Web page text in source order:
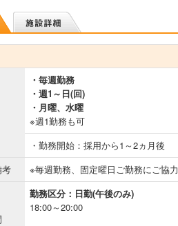
・毎週勤務
・週1～日(回)
・月曜、水曜
※週1勤務も可
・勤務開始：採用から1～2ヵ月後
※毎週勤務、固定曜日ご勤務にご協力
勤務区分：日勤(午後のみ)
18:00～20:00